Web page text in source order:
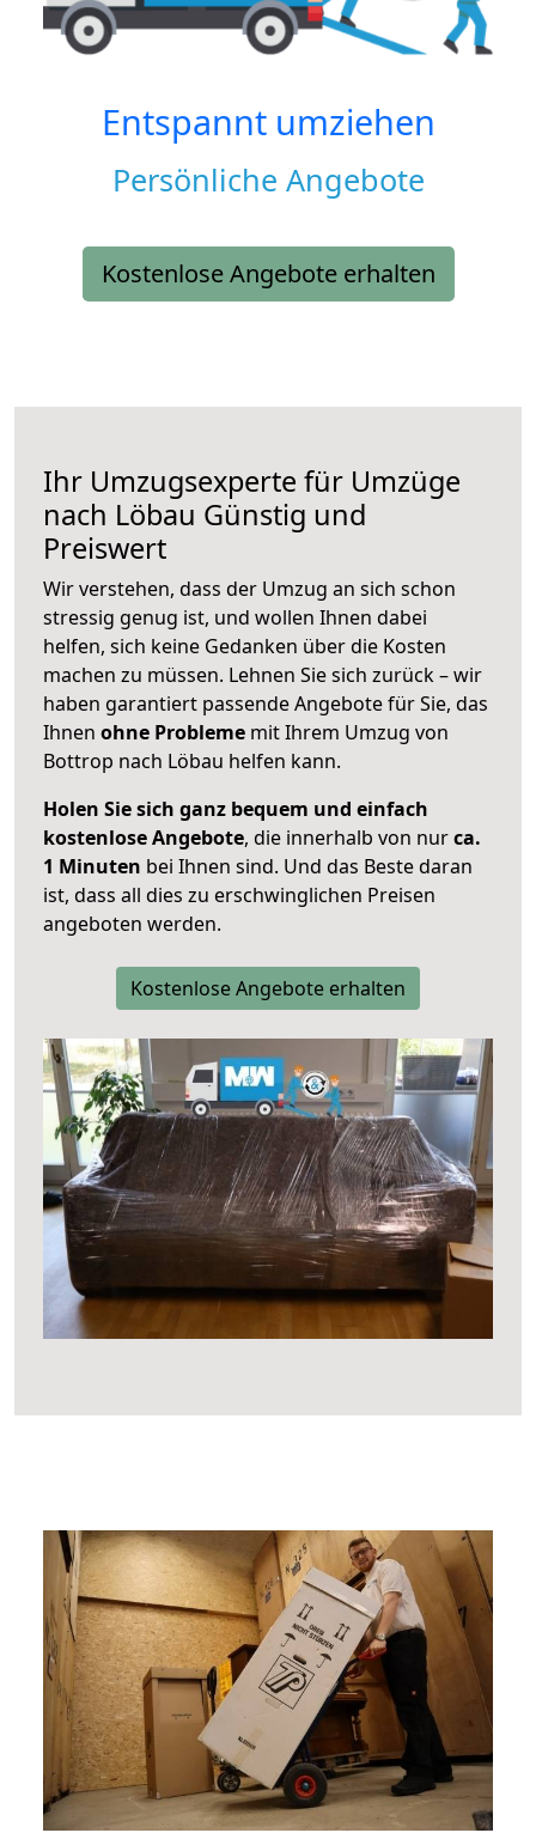
Entspannt umziehen
Persönliche Angebote
Kostenlose Angebote erhalten
Ihr Umzugsexperte für Umzüge
nach Löbau Günstig und
Preiswert
Wir verstehen, dass der Umzug an sich schon
stressig genug ist, und wollen Ihnen dabei
helfen, sich keine Gedanken über die Kosten
machen zu müssen. Lehnen Sie sich zurück – wir
haben garantiert passende Angebote für Sie, das
Ihnen ohne Probleme mit Ihrem Umzug von
Bottrop nach Löbau helfen kann.
Holen Sie sich ganz bequem und einfach
kostenlose Angebote, die innerhalb von nurca.
1 Minuten bei Ihnen sind. Und das Beste daran
ist, dass all dies zu erschwinglichen Preisen
angeboten werden.
Kostenlose Angebote erhalten